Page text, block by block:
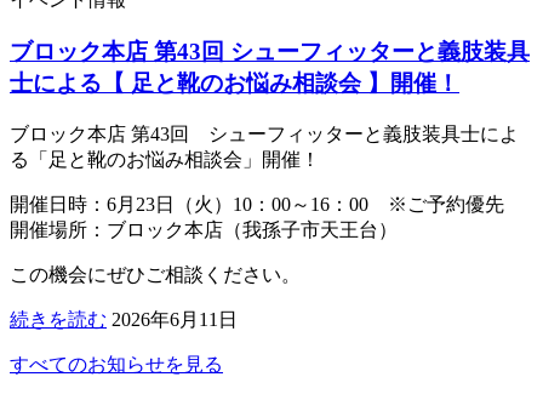
ブロック本店 第43回 シューフィッターと義肢装具
士による【 足と靴のお悩み相談会 】開催！
ブロック本店 第43回 シューフィッターと義肢装具士によ
る「足と靴のお悩み相談会」開催！
開催日時：6月23日（火）10：00～16：00 ※ご予約優先
開催場所：ブロック本店（我孫子市天王台）
この機会にぜひご相談ください。
続きを読む 2026年6月11日
すべてのお知らせを見る